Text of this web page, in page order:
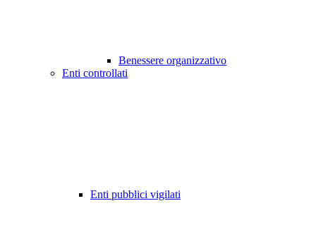
Benessere organizzativo
Enti controllati
Enti pubblici vigilati